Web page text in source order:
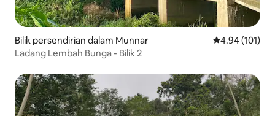
Bilik persendirian dalam Munnar Penarafan
4.94 (101)
Ladang Lembah Bunga - Bilik 2